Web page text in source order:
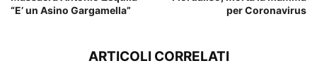
“E’ un Asino Gargamella”
per Coronavirus
ARTICOLI CORRELATI